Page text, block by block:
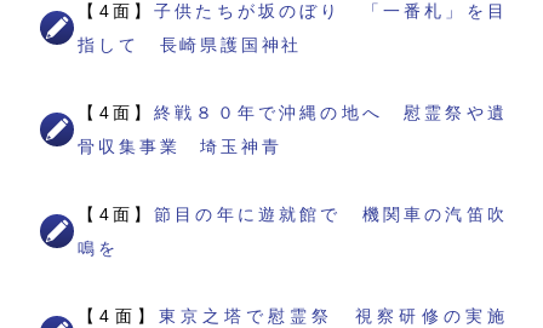
【4面】子供たちが坂のぼり 「一番札」を目
指して 長崎県護国神社
【4面】終戦８０年で沖縄の地へ 慰霊祭や遺
骨収集事業 埼玉神青
【4面】節目の年に遊就館で 機関車の汽笛吹
鳴を
【4面】 東京之塔で慰霊祭 視察研修の実施